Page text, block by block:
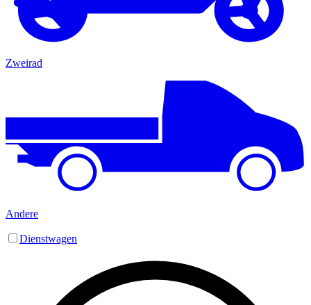
Zweirad
Andere
Dienstwagen